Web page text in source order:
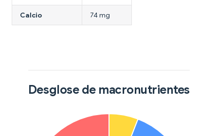
Calcio 74 mg
Desglose de macronutrientes